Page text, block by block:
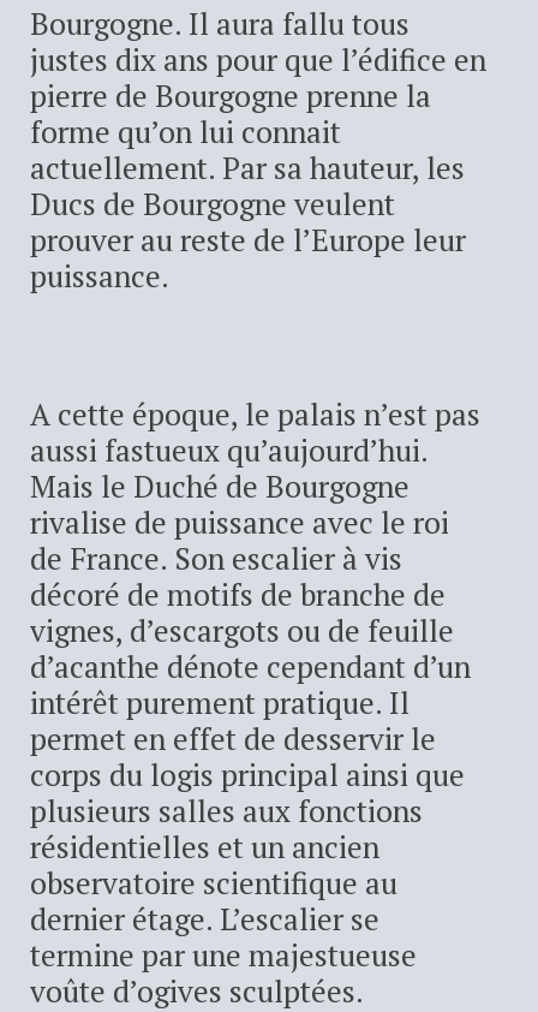
Bourgogne. Il aura fallu tous
justes dix ans pour que l’édifice en
pierre de Bourgogne prenne la
forme qu’on lui connait
actuellement. Par sa hauteur, les
Ducs de Bourgogne veulent
prouver au reste de l’Europe leur
puissance.
A cette époque, le palais n’est pas
aussi fastueux qu’aujourd’hui.
Mais le Duché de Bourgogne
rivalise de puissance avec le roi
de France. Son escalier à vis
décoré de motifs de branche de
vignes, d’escargots ou de feuille
d’acanthe dénote cependant d’un
intérêt purement pratique. Il
permet en effet de desservir le
corps du logis principal ainsi que
plusieurs salles aux fonctions
résidentielles et un ancien
observatoire scientifique au
dernier étage. L’escalier se
termine par une majestueuse
voûte d’ogives sculptées.